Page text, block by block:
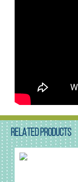
RELATED PRODUCTS